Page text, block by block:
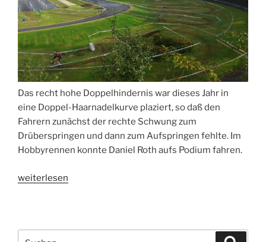
Das recht hohe Doppelhindernis war dieses Jahr in
eine Doppel-Haarnadelkurve plaziert, so daß den
Fahrern zunächst der rechte Schwung zum
Drüberspringen und dann zum Aufspringen fehlte. Im
Hobbyrennen konnte Daniel Roth aufs Podium fahren.
„4
Deutschland
weiterlesen